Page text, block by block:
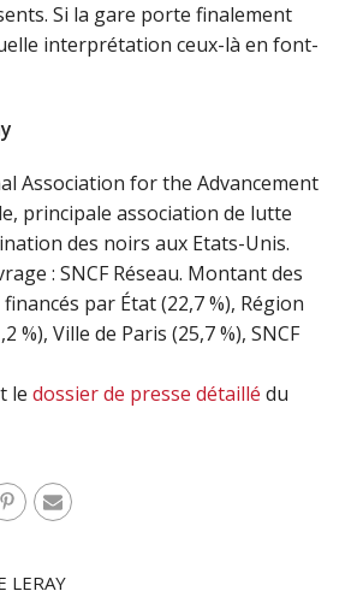
Si la gare porte finalement
interprétation ceux-là en font-
Association for the Advancement
principale association de lutte
des noirs aux Etats-Unis.
: SNCF Réseau. Montant des
par État (22,7 %), Région
%), Ville de Paris (25,7 %), SNCF
ledossier de presse détaillé du
LERAY